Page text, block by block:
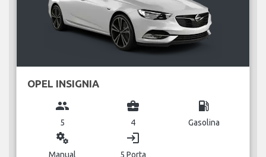
OPEL INSIGNIA
group
5
business_center
4
local_gas_station
Gasolina
miscellaneous_services
Manual
login
5 Porta